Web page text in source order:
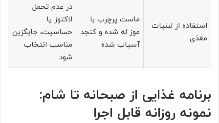
استفاده از لبنیات
مغذی
ماست پرچرب با
موز له شده و کنجد
آسیاب شده
در عدم تحمل
لاکتوز یا
حساسیت، جایگزین
مناسب انتخاب
شود
برنامه غذایی از صبحانه تا شام:
نمونه روزانه قابل اجرا